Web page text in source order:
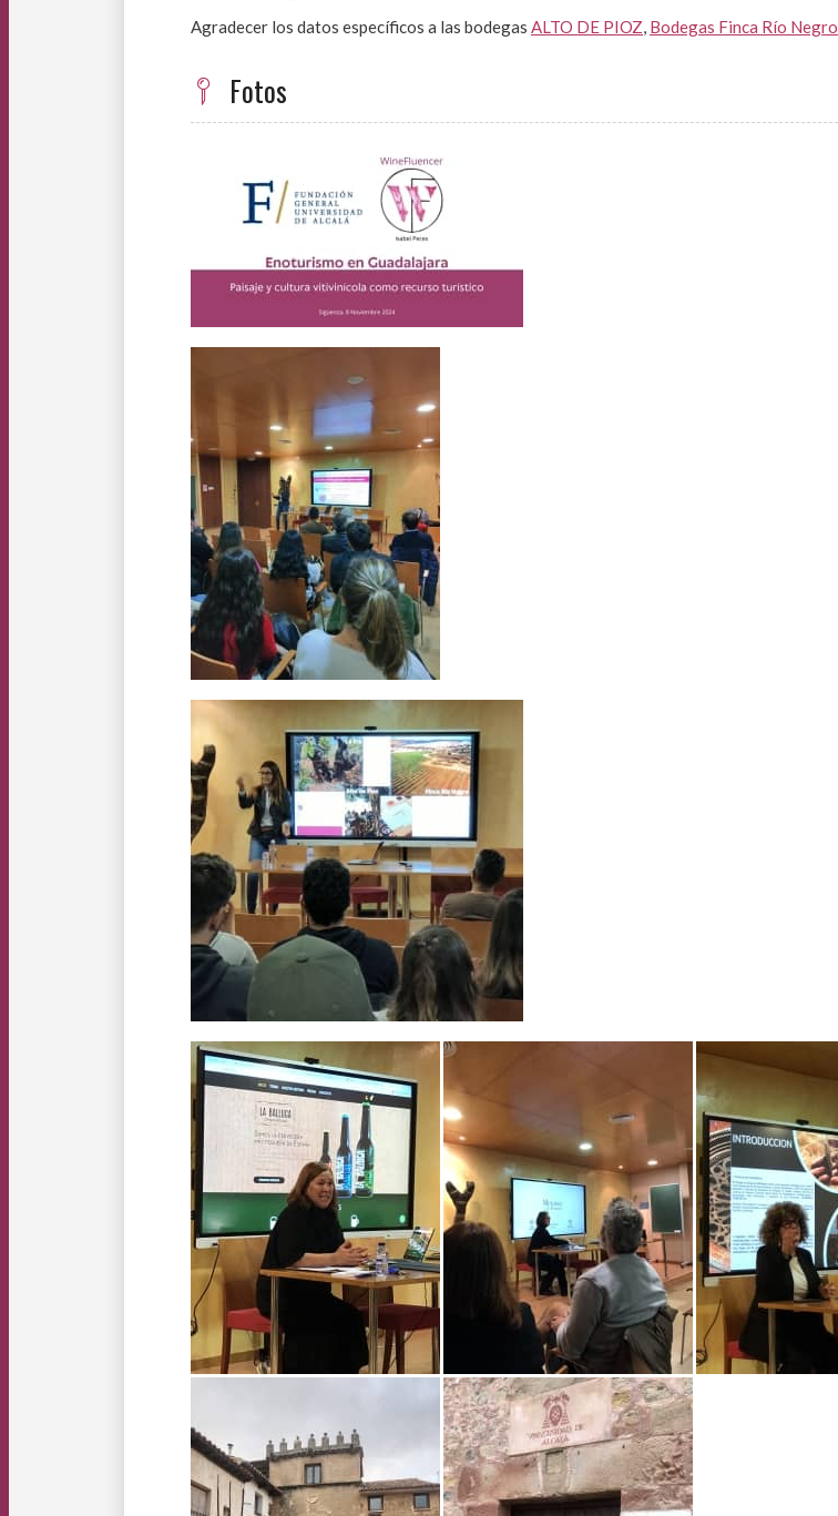
Agradecer los datos específicos a las bodegas ALTO DE PIOZ, Bodegas Finca Río Negro
Fotos